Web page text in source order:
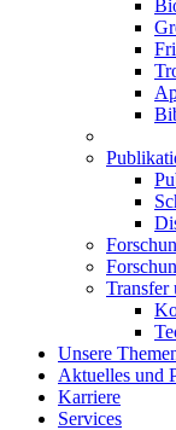
Transfer
Unsere
Aktuelles und
Karriere
Services